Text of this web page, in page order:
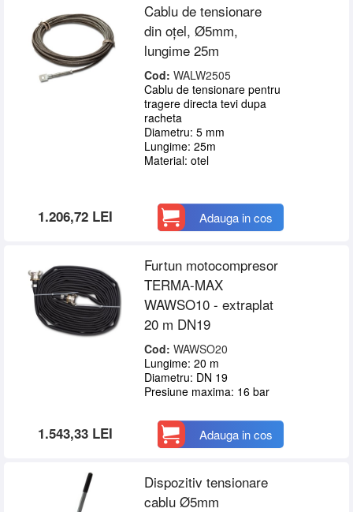
Cablu de tensionare
din oțel, Ø5mm,
lungime 25m
Cod: WALW2505
Cablu de tensionare pentru
tragere directa tevi dupa
racheta
Diametru: 5 mm
Lungime: 25m
Material: otel
1.206,72 LEI Adauga in cos
Furtun motocompresor
TERMA-MAX
WAWSO10 - extraplat
20 m DN19
Cod: WAWSO20
Lungime: 20 m
Diametru: DN 19
Presiune maxima: 16 bar
1.543,33 LEI Adauga in cos
Dispozitiv tensionare
cablu Ø5mm